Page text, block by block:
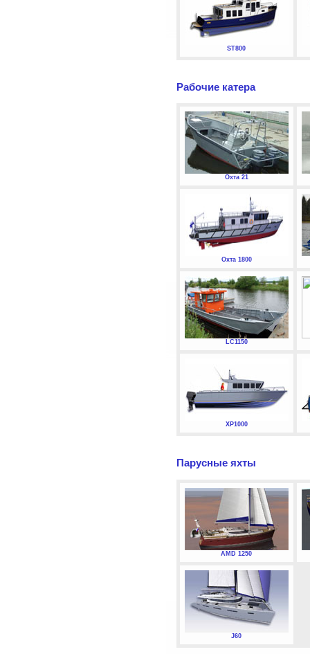
ST800
Рабочие катера
Охта 21
Охта 1800
LC1150
XP1000
Парусные яхты
AMD 1250
J60